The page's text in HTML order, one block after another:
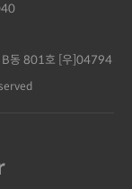
B동 801호 [우]04794